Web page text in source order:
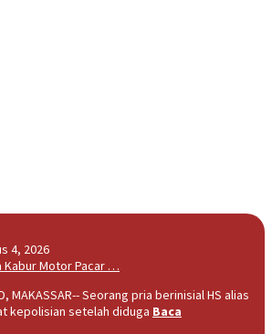
4, 2026
Kabur Motor Pacar …
MAKASSAR-- Seorang pria berinisial HS alias
kepolisian setelah diduga Baca